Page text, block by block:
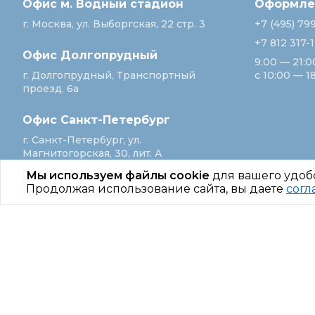
Мы используем файлы cookie для вашего
Продолжая использование сайта, вы даете
Офис м. Водный стадион
г. Москва, ул. Выборгская, 22 стр. 3
Офис Долгопрудный
г. Долгопрудный, Транспортный
проезд, 6а
Офис Санкт‑Петербург
г. Санкт‑Петербург, ул.
Магнитогорская, 30, лит. А
+7 (495)
+7 812 317-
9:00 —
с 10:00 —